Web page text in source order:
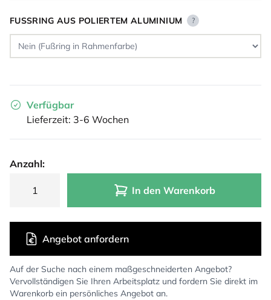
FUSSRING AUS POLIERTEM ALUMINIUM ?
Verfügbar
Lieferzeit: 3-6 Wochen
Anzahl:
In den Warenkorb
Auf der Suche nach einem maßgeschneiderten Angebot?
Vervollständigen Sie Ihren Arbeitsplatz und fordern Sie direkt im
Warenkorb ein persönliches Angebot an.
Angebot anfordern